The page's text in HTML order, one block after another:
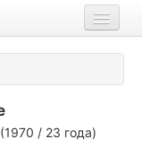
(1970 / 23 года)